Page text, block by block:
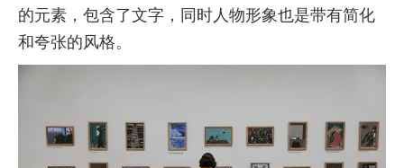
的元素，包含了文字，同时人物形象也是带有简化
和夸张的风格。